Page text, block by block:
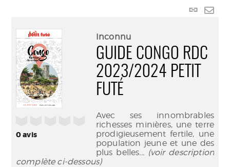
Lien
0avis
Inconnu
GUIDE CONGO RDC
2023/2024 PETIT
FUTÉ
Avec ses innombrables
richesses minières, une terre
prodigieusement fertile, une
population jeune et une des
plus belles... (voir description
complète ci-dessous)